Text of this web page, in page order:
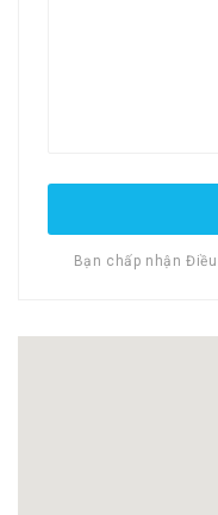
Bạn chấp nhận